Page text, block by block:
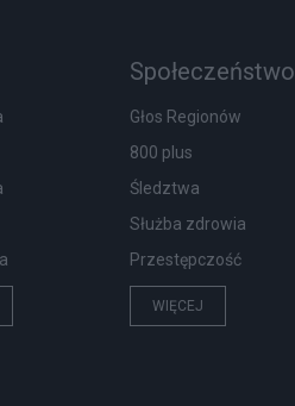
Społeczeństwo
Głos Regionów
800 plus
Śledztwa
Służba zdrowia
Przestępczość
WIĘCEJ